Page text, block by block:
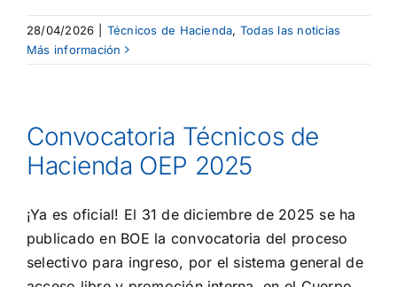
28/04/2026 Técnicos de Hacienda, Todas las noticias
Más información
Convocatoria Técnicos de
Hacienda OEP 2025
¡Ya es oficial! El 31 de diciembre de 2025 se ha
publicado en BOE la convocatoria del proceso
selectivo para ingreso, por el sistema general de